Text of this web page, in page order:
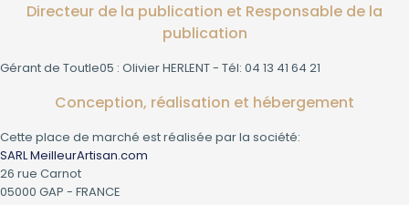
Directeur de la publication et Responsable de la
publication
Gérant de Toutle05 : Olivier HERLENT - Tél: 04 13 41 64 21
Conception, réalisation et hébergement
Cette place de marché est réalisée par la société:
SARL MeilleurArtisan.com
26 rue Carnot
05000 GAP - FRANCE